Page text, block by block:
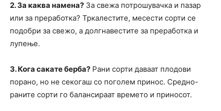
2. За каква намена? За свежа потрошувачка и пазар
или за преработка? Тркалестите, месести сорти се
подобри за свежо, а долгнавестите за преработка и
лупење.
3. Кога сакате берба? Рани сорти даваат плодови
порано, но не секогаш со поголем принос. Средно-
раните сорти го балансираат времето и приносот.